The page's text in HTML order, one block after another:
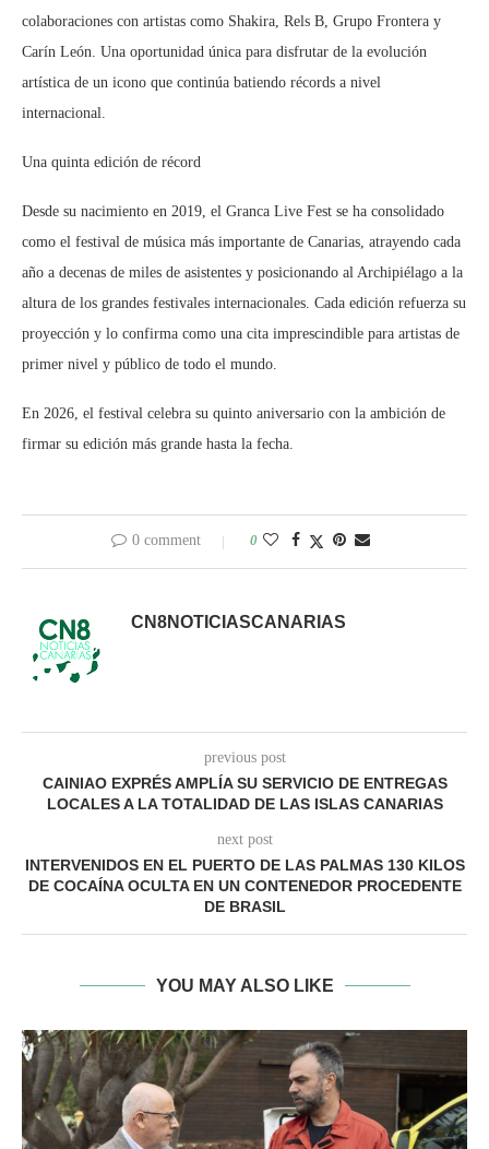
colaboraciones con artistas como Shakira, Rels B, Grupo Frontera y
Carín León. Una oportunidad única para disfrutar de la evolución
artística de un icono que continúa batiendo récords a nivel
internacional.
Una quinta edición de récord
Desde su nacimiento en 2019, el Granca Live Fest se ha consolidado
como el festival de música más importante de Canarias, atrayendo cada
año a decenas de miles de asistentes y posicionando al Archipiélago a la
altura de los grandes festivales internacionales. Cada edición refuerza su
proyección y lo confirma como una cita imprescindible para artistas de
primer nivel y público de todo el mundo.
En 2026, el festival celebra su quinto aniversario con la ambición de
firmar su edición más grande hasta la fecha.
0 comment 0
CN8NOTICIASCANARIAS
previous post
CAINIAO EXPRÉS AMPLÍA SU SERVICIO DE ENTREGAS
LOCALES A LA TOTALIDAD DE LAS ISLAS CANARIAS
next post
INTERVENIDOS EN EL PUERTO DE LAS PALMAS 130 KILOS
DE COCAÍNA OCULTA EN UN CONTENEDOR PROCEDENTE
DE BRASIL
YOU MAY ALSO LIKE